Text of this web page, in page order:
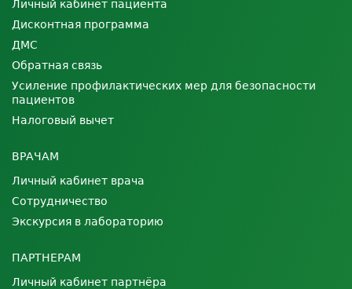
Личный кабинет пациента
Дисконтная программа
ДМС
Обратная связь
Усиление профилактических мер для безопасности
пациентов
Налоговый вычет
ВРАЧАМ
Личный кабинет врача
Сотрудничество
Экскурсия в лабораторию
ПАРТНЕРАМ
Личный кабинет партнёра